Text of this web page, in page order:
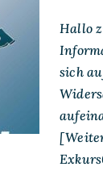
Hallo
sich